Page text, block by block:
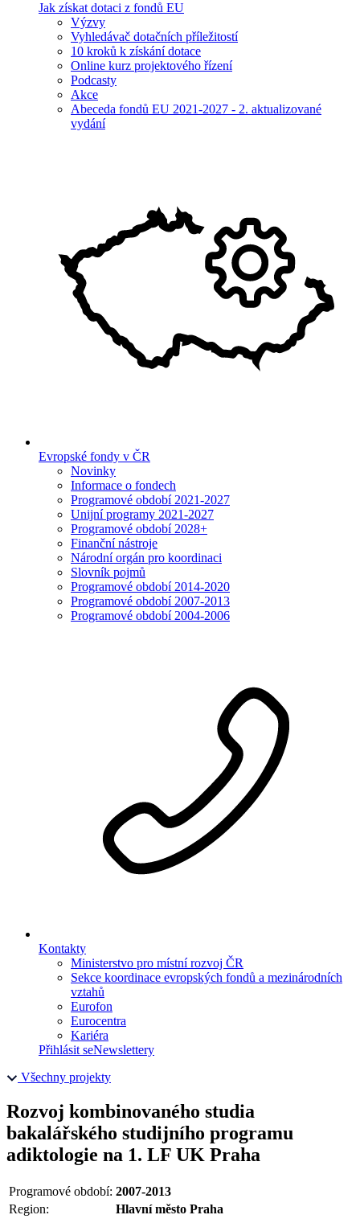
Jak získat dotaci z fondů EU
Výzvy
Vyhledávač dotačních příležitostí
10 kroků k získání dotace
Online kurz projektového řízení
Podcasty
Akce
Abeceda fondů EU 2021-2027 - 2. aktualizované
vydání
Evropské fondy v ČR
Novinky
Informace o fondech
Programové období 2021-2027
Unijní programy 2021-2027
Programové období 2028+
Finanční nástroje
Národní orgán pro koordinaci
Slovník pojmů
Programové období 2014-2020
Programové období 2007-2013
Programové období 2004-2006
Kontakty
Ministerstvo pro místní rozvoj ČR
Sekce koordinace evropských fondů a mezinárodních
vztahů
Eurofon
Eurocentra
Kariéra
Přihlásit seNewslettery
Všechny projekty
Rozvoj kombinovaného studia
bakalářského studijního programu
adiktologie na 1. LF UK Praha
Programové období: 2007-2013
Region:
Hlavní město Praha